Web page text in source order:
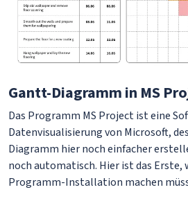
Gantt-Diagramm in MS
Das Programm MS Project ist eine
Datenvisualisierung von Microsoft,
Diagramm hier noch einfacher
noch automatisch. Hier ist das Erste,
Programm-Installation machen